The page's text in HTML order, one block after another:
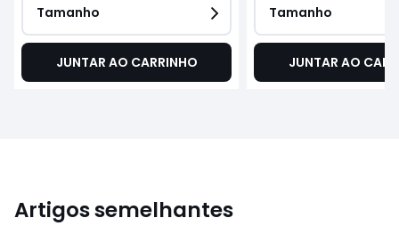
Tamanho
JUNTAR AO CARRINHO
Tamanho
JUNTAR AO
Artigos semelhantes